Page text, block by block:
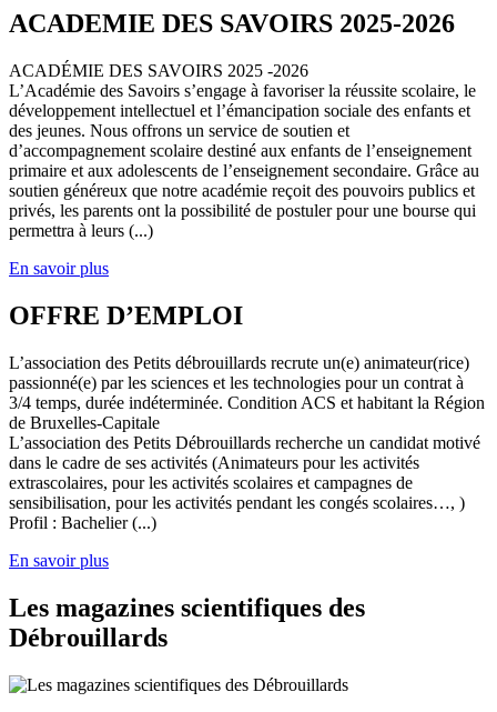
ACADEMIE DES SAVOIRS 2025-2026
ACADÉMIE DES SAVOIRS 2025 -2026
L’Académie des Savoirs s’engage à favoriser la réussite scolaire, le
développement intellectuel et l’émancipation sociale des enfants et
des jeunes. Nous offrons un service de soutien et
d’accompagnement scolaire destiné aux enfants de l’enseignement
primaire et aux adolescents de l’enseignement secondaire. Grâce au
soutien généreux que notre académie reçoit des pouvoirs publics et
privés, les parents ont la possibilité de postuler pour une bourse qui
permettra à leurs (...)
En savoir plus
OFFRE D’EMPLOI
L’association des Petits débrouillards recrute un(e) animateur(rice)
passionné(e) par les sciences et les technologies pour un contrat à
3/4 temps, durée indéterminée. Condition ACS et habitant la Région
de Bruxelles-Capitale
L’association des Petits Débrouillards recherche un candidat motivé
dans le cadre de ses activités (Animateurs pour les activités
extrascolaires, pour les activités scolaires et campagnes de
sensibilisation, pour les activités pendant les congés scolaires…, )
Profil : Bachelier (...)
En savoir plus
Les magazines scientifiques des
Débrouillards